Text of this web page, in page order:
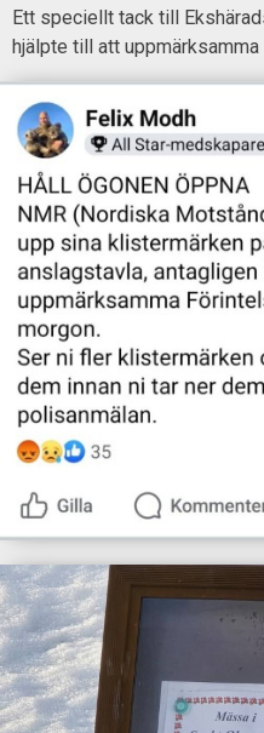
Ett speciellt tack till
hjälpte till att